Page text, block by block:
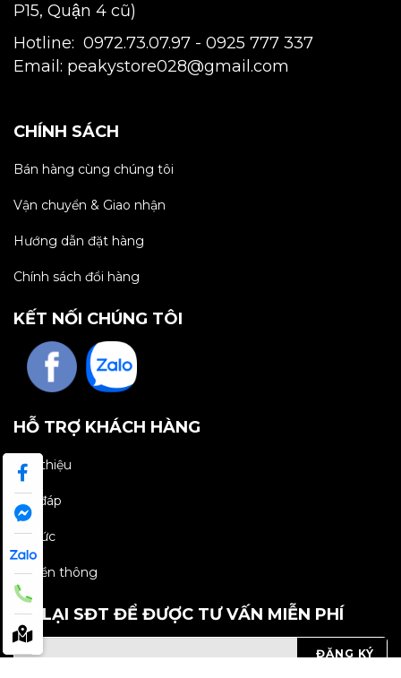
P15, Quận 4 cũ)
Hotline: 0972.73.07.97 - 0925 777 337
Email: peakystore028@gmail.com
CHÍNH SÁCH
Bán hàng cùng chúng tôi
Vận chuyển & Giao nhận
Hướng dẫn đặt hàng
Chính sách đổi hàng
KẾT NỐI CHÚNG TÔI
HỖ TRỢ KHÁCH HÀNG
Giới thiệu
Hỏi đáp
Tin tức
Truyền thông
ĐỂ LẠI SĐT ĐỂ ĐƯỢC TƯ VẤN MIỄN PHÍ
ĐĂNG KÝ